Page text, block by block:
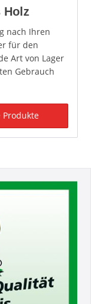
Holz
nach Ihren
für den
Art von Lager
Gebrauch